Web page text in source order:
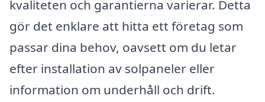
kvaliteten och garantierna varierar. Detta
gör det enklare att hitta ett företag som
passar dina behov, oavsett om du letar
efter installation av solpaneler eller
information om underhåll och drift.